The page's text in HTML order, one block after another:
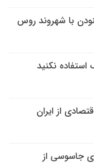
با شهروند روس
نکنید
از ایران
جاسوسی از